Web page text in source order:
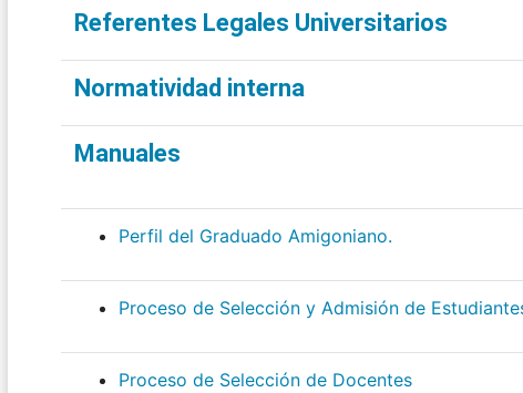
Referentes Legales Universitarios
Normatividad interna
Manuales
Perfil del Graduado Amigoniano.
Proceso de Selección y Admisión de
Proceso de Selección de Docentes